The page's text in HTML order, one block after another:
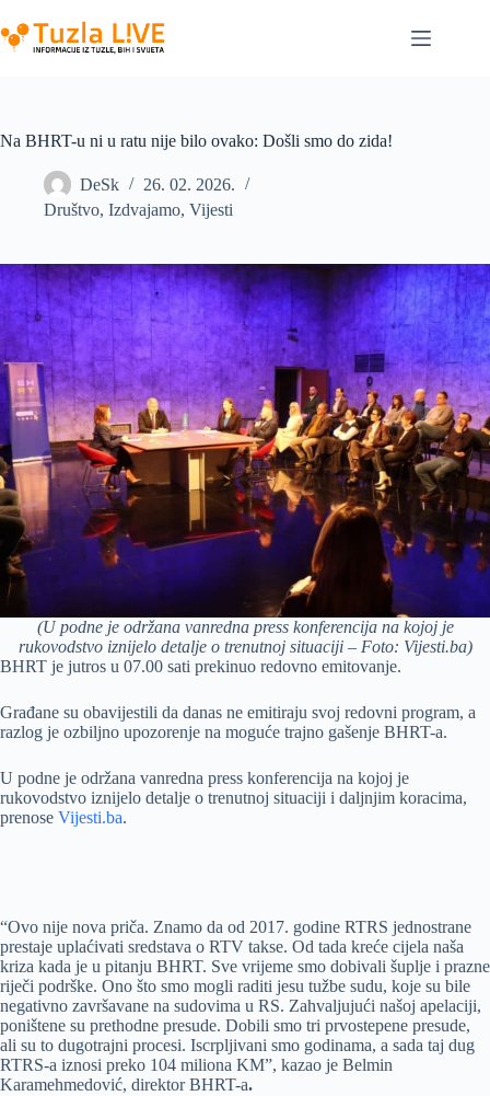
to
content
Na BHRT-u ni u ratu nije bilo ovako: Došli smo do zida!
DeSk
26. 02. 2026.
Društvo, Izdvajamo, Vijesti
(U podne je održana vanredna press konferencija na kojoj je
rukovodstvo iznijelo detalje o trenutnoj situaciji – Foto: Vijesti.ba)
BHRT je jutros u 07.00 sati prekinuo redovno emitovanje.
Građane su obavijestili da danas ne emitiraju svoj redovni program, a
razlog je ozbiljno upozorenje na moguće trajno gašenje BHRT-a.
U podne je održana vanredna press konferencija na kojoj je
rukovodstvo iznijelo detalje o trenutnoj situaciji i daljnjim koracima,
prenose Vijesti.ba.
“Ovo nije nova priča. Znamo da od 2017. godine RTRS jednostrane
prestaje uplaćivati sredstava o RTV takse. Od tada kreće cijela naša
kriza kada je u pitanju BHRT. Sve vrijeme smo dobivali šuplje i prazne
riječi podrške. Ono što smo mogli raditi jesu tužbe sudu, koje su bile
negativno završavane na sudovima u RS. Zahvaljujući našoj apelaciji,
poništene su prethodne presude. Dobili smo tri prvostepene presude,
ali su to dugotrajni procesi. Iscrpljivani smo godinama, a sada taj dug
RTRS-a iznosi preko 104 miliona KM”, kazao je Belmin
Karamehmedović, direktor BHRT-a.